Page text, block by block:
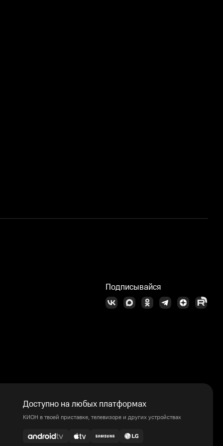
Подписывайся
Доступно на любых платформах
КИОН в твоей приставке, телевизоре и других устройствах